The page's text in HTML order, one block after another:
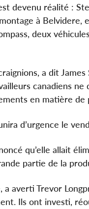
devenu réalité :
à
deux
a dit
canadiens
en matière
d’urgence le
qu’elle allait
partie de la
a averti Trevor
Ils ont investi,